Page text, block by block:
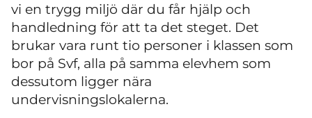
vi en trygg miljö där du får hjälp och
handledning för att ta det steget. Det
brukar vara runt tio personer i klassen som
bor på Svf, alla på samma elevhem som
dessutom ligger nära
undervisningslokalerna.